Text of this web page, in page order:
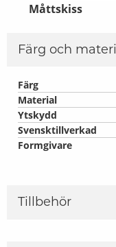
Måttskiss
Färg och
Färg
Material
Ytskydd
Svensktillverkad
Formgivare
Tillbehör